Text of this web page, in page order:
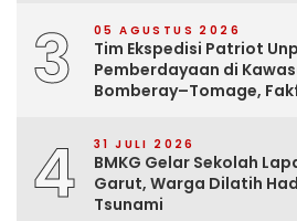
3 05 AGUSTUS 2026
Tim Ekspedisi Patriot
Pemberdayaan di
Bomberay–Tomage,
4 31 JULI 2026
BMKG Gelar Sekolah
Garut, Warga Dilatih
Tsunami